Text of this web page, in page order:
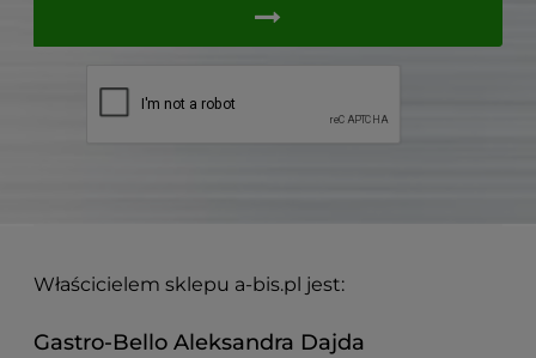
Właścicielem sklepu a-bis.pl jest:
Gastro-Bello Aleksandra Dajda